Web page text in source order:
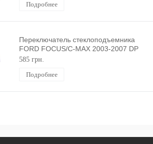
Подробнее
Переключатель стеклоподъемника
FORD FOCUS/C-MAX 2003-2007 DP
GROUP
585 грн.
Подробнее